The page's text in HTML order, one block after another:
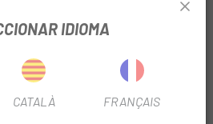
Presta
IDIOMA
CATALÀ FRANÇAIS